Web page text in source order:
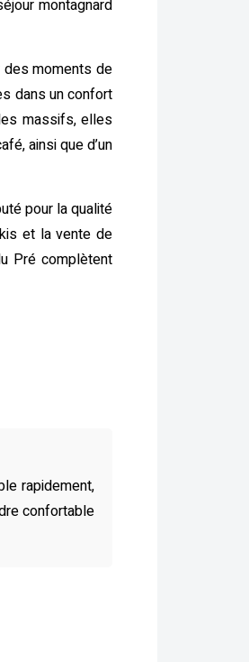
montagnard
des moments de
dans un confort
massifs, elles
ainsi que d’un
pour la qualité
et la vente de
Pré complètent
rapidement,
confortable